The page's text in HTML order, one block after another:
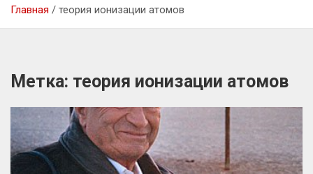
Главная теория ионизации атомов
Метка: теория ионизации атомов